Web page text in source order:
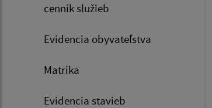
cenník služieb
Evidencia obyvateľstva
Matrika
Evidencia stavieb